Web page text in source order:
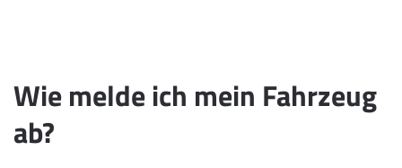
Wie melde ich mein Fahrzeug
ab?